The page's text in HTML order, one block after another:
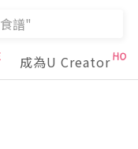
成為U Creator